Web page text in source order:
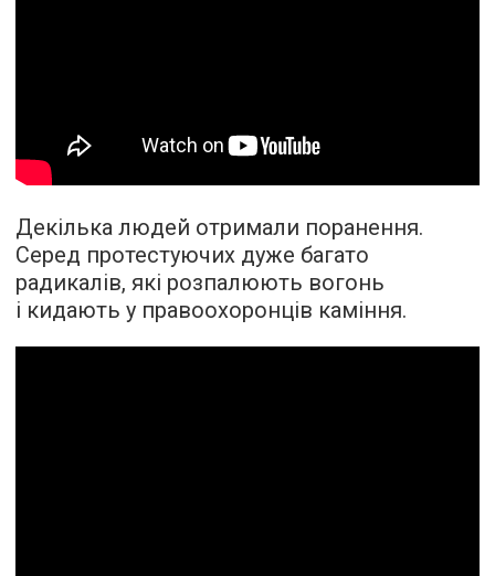
Декілька людей отримали поранення.
Серед протестуючих дуже багато
радикалів, які розпалюють вогонь
і кидають у правоохоронців каміння.